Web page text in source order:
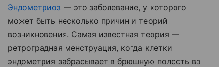
Эндометриоз — это заболевание, у которого
может быть несколько причин и теорий
возникновения. Самая известная теория —
ретроградная менструация, когда клетки
эндометрия забрасывает в брюшную полость во